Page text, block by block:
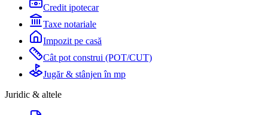
Credit ipotecar
Taxe notariale
Impozit pe casă
Cât pot construi (POT/CUT)
Jugăr & stânjen în mp
Juridic & altele